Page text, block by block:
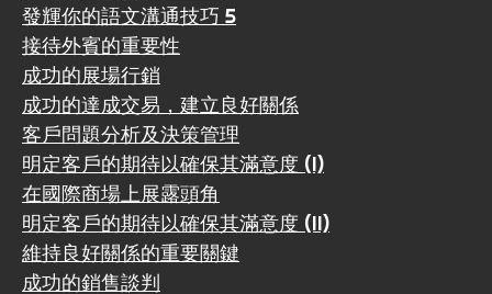
發輝你的語文溝通技巧 5
接待外賓的重要性
成功的展場行銷
成功的達成交易，建立良好關係
客戶問題分析及決策管理
明定客戶的期待以確保其滿意度 (I)
在國際商場上展露頭角
明定客戶的期待以確保其滿意度 (II)
維持良好關係的重要關鍵
成功的銷售談判